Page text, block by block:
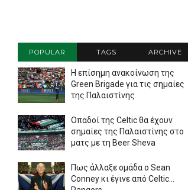
POPULAR TAGS ARCHIVE
Η επίσημη ανακοίνωση της
Green Brigade για τις σημαίες
της Παλαιστίνης
Οπαδοί της Celtic θα έχουν
σημαίες της Παλαιστίνης στο
ματς με τη Beer Sheva
Πως άλλαξε ομάδα ο Sean
Conney κι έγινε από Celtic...